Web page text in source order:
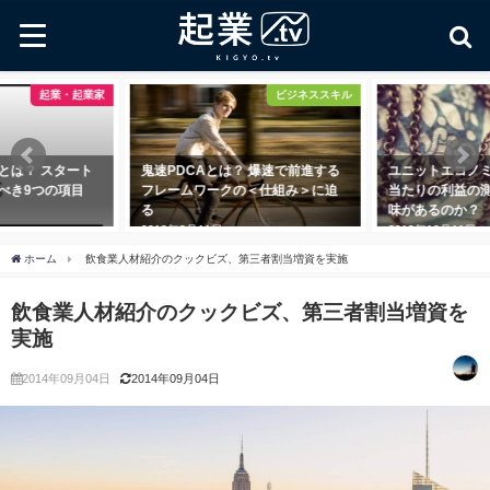
起業・起業家
は？ スタート
き9つの項目
ビジネススキル
鬼速PDCAとは？ 爆速で前進する
フレームワークの＜仕組み＞に迫
る
2018年8月11日
ユニットエコノ
当たりの利益の
味があるのか？
2018年10月11日
ホーム 飲食業人材紹介のクックビズ、第三者割当増資を実施
飲食業人材紹介のクックビズ、第三者割当増資を
実施
2014年09月04日 2014年09月04日